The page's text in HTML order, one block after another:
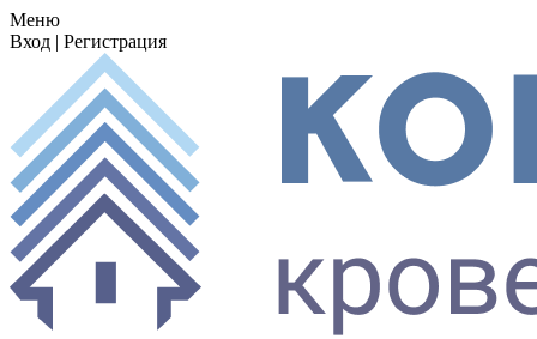
Меню
Вход | Регистрация